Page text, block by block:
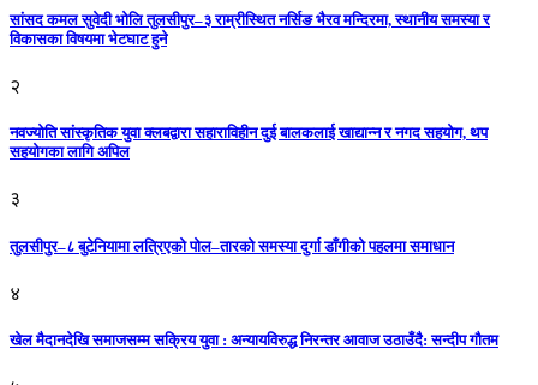
सांसद कमल सुवेदी भोलि तुलसीपुर–३ राम्रीस्थित नर्सिङ भैरव मन्दिरमा, स्थानीय समस्या र
विकासका विषयमा भेटघाट हुने
२
नवज्योति सांस्कृतिक युवा क्लबद्वारा सहाराविहीन दुई बालकलाई खाद्यान्न र नगद सहयोग, थप
सहयोगका लागि अपिल
३
तुलसीपुर–८ बुटेनियामा लत्रिएको पोल–तारको समस्या दुर्गा डाँगीको पहलमा समाधान
४
खेल मैदानदेखि समाजसम्म सक्रिय युवा : अन्यायविरुद्ध निरन्तर आवाज उठाउँदै: सन्दीप गौतम